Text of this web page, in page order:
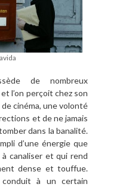
de nombreux
l’on perçoit chez son
cinéma, une volonté
et de ne jamais
dans la banalité.
d’une énergie que
canaliser et qui rend
dense et touffue.
à un certain